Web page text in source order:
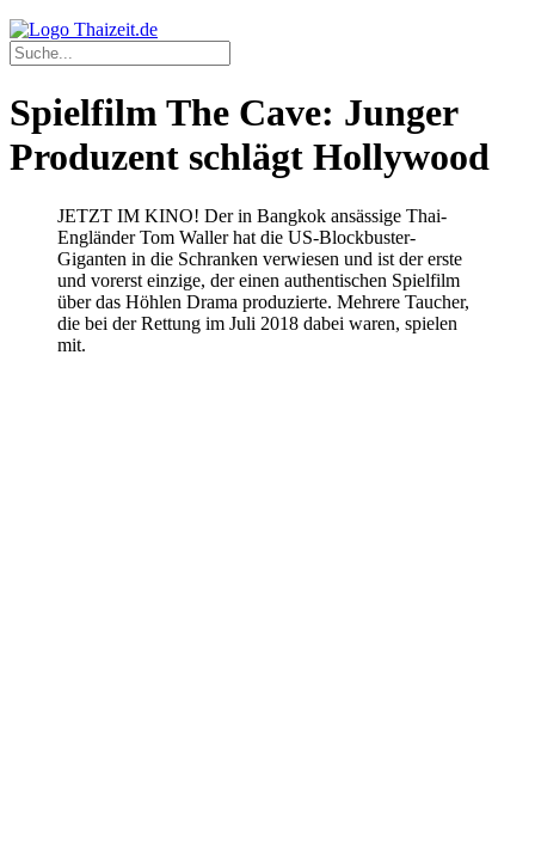
Spielfilm The Cave: Junger
Produzent schlägt Hollywood
JETZT IM KINO! Der in Bangkok ansässige Thai-
Engländer Tom Waller hat die US-Blockbuster-
Giganten in die Schranken verwiesen und ist der erste
und vorerst einzige, der einen authentischen Spielfilm
über das Höhlen Drama produzierte. Mehrere Taucher,
die bei der Rettung im Juli 2018 dabei waren, spielen
mit.